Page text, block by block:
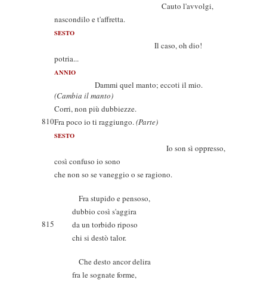
Cauto l'avvolgi,
nascondilo e t'affretta.
SESTO
Il caso, oh dio!
potria...
ANNIO
Dammi quel manto; eccoti il mio.
(Cambia il manto)
Corri, non più dubbiezze.
810Fra poco io ti raggiungo.(Parte)
SESTO
Io son sì oppresso,
così confuso io sono
che non so se vaneggio o se ragiono.
Fra stupido e pensoso,
dubbio così s'aggira
815
da un torbido riposo
chi si destò talor.
Che desto ancor delira
fra le sognate forme,